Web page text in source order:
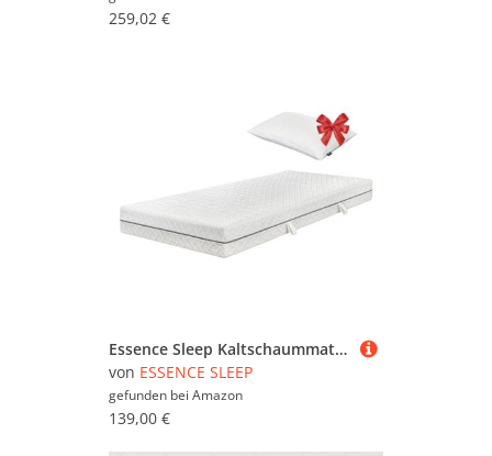
259,02 €
Essence Sleep Kaltschaummatratze - 90 x 200 x 18 cm, 7- Zonen Schaum Matratze mit 1 Kissen, H3 für alle Schlaftypen, Rollmatratze - Atmungsaktiv Bequem und Langlebig, Memory Foam, Öko-Tex Zertifiziert
von ESSENCE SLEEP
gefunden bei Amazon
139,00 €